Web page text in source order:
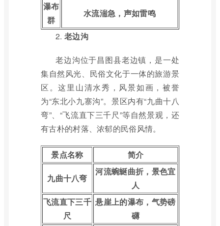
瀑布
群
水流湍急，声如雷鸣
2. 老边沟
老边沟位于昌图县老边镇，是一处
集自然风光、民俗文化于一体的旅游景
区。这里山清水秀，风景如画，被誉
为“东北小九寨沟”。景区内有“九曲十八
弯”、“飞流直下三千尺”等自然景观，还
有古朴的村落、浓郁的民俗风情。
景点名称 简介
九曲十八弯
河流蜿蜒曲折，景色宜
人
飞流直下三千
尺
悬崖上的瀑布，气势磅
礴